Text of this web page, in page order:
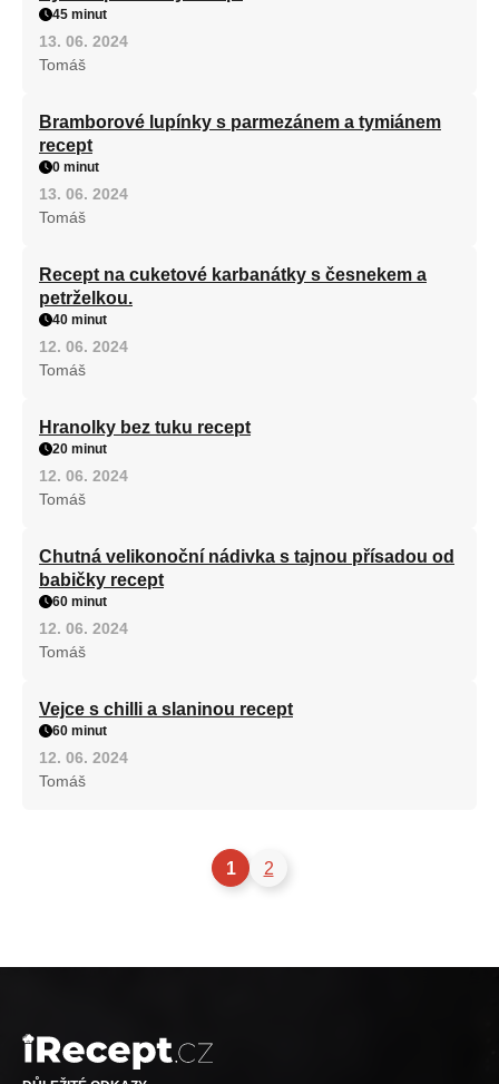
45 minut
13. 06. 2024
Tomáš
Bramborové lupínky s parmezánem a tymiánem
recept
0 minut
13. 06. 2024
Tomáš
Recept na cuketové karbanátky s česnekem a
petrželkou.
40 minut
12. 06. 2024
Tomáš
Hranolky bez tuku recept
20 minut
12. 06. 2024
Tomáš
Chutná velikonoční nádivka s tajnou přísadou od
babičky recept
60 minut
12. 06. 2024
Tomáš
Vejce s chilli a slaninou recept
60 minut
12. 06. 2024
Tomáš
1 2